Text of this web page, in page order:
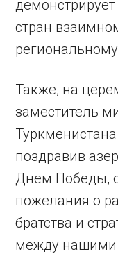
стран
Также, на
заместитель
поздравив
Днём Победы,
пожелания о
братства и
между нашими